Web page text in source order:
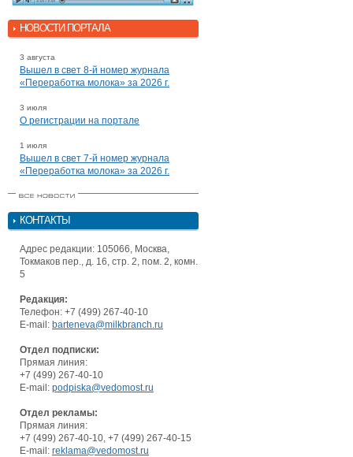
НОВОСТИ ПОРТАЛА
3 августа
Вышел в свет 8-й номер журнала
«Переработка молока» за 2026 г.
3 июля
О регистрации на портале
1 июля
Вышел в свет 7-й номер журнала
«Переработка молока» за 2026 г.
КОНТАКТЫ
Адрес редакции: 105066, Москва,
Токмаков пер., д. 16, стр. 2, пом. 2, комн.
5
Редакция:
Телефон: +7 (499) 267-40-10
E-mail: barteneva@milkbranch.ru
Отдел подписки:
Прямая линия:
+7 (499) 267-40-10
E-mail: podpiska@vedomost.ru
Отдел рекламы:
Прямая линия:
+7 (499) 267-40-10, +7 (499) 267-40-15
E-mail: reklama@vedomost.ru